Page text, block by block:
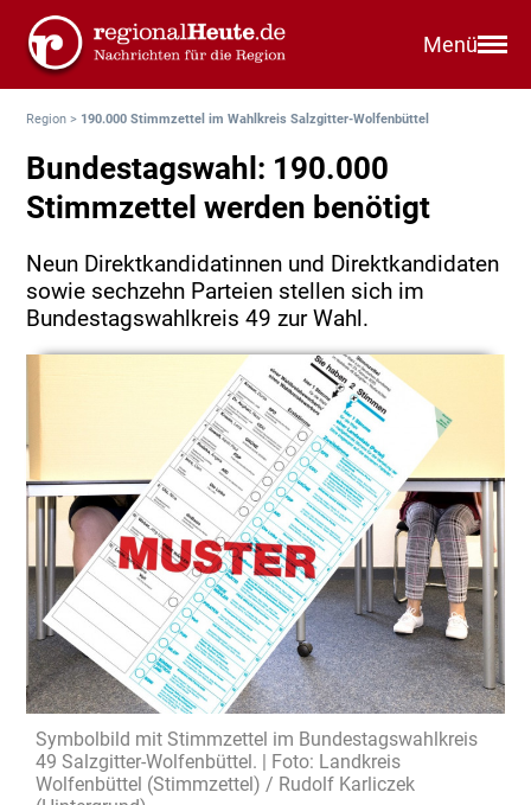
Menü
Region > 190.000 Stimmzettel im Wahlkreis Salzgitter-Wolfenbüttel
Bundestagswahl: 190.000
Stimmzettel werden benötigt
Neun Direktkandidatinnen und Direktkandidaten
sowie sechzehn Parteien stellen sich im
Bundestagswahlkreis 49 zur Wahl.
Symbolbild mit Stimmzettel im Bundestagswahlkreis
49 Salzgitter-Wolfenbüttel. | Foto: Landkreis
Wolfenbüttel (Stimmzettel) / Rudolf Karliczek